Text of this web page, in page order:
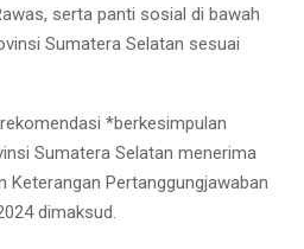
serta panti sosial di bawah
Sumatera Selatan sesuai
*berkesimpulan
Sumatera Selatan menerima
Keterangan Pertanggungjawaban
dimaksud.